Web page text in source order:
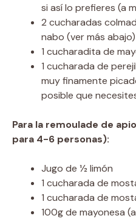
si así lo prefieres (a
2 cucharadas
nabo (ver más abajo)
1 cucharadita de
1 cucharada de
muy finamente
posible que
Para la remoulade de
para 4-6 personas):
Jugo de 1⁄2 limón
1 cucharada de
1 cucharada de
100g de mayonesa